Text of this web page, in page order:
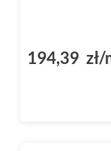
194,39 zł/